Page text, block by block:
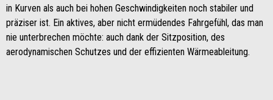
in Kurven als auch bei hohen Geschwindigkeiten noch stabiler und
präziser ist. Ein aktives, aber nicht ermüdendes Fahrgefühl, das man
nie unterbrechen möchte: auch dank der Sitzposition, des
aerodynamischen Schutzes und der effizienten Wärmeableitung.